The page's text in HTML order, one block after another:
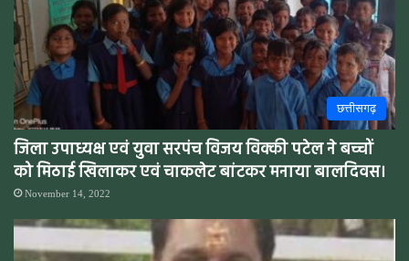
छत्तीसगढ़
जिला उपाध्यक्ष एवं युवा सरपंच विजय विक्की पटेल ने बच्चों
को मिठाई खिलाकर एवं चाकलेट बांटकर मनाया बालदिवस।
November 14, 2022